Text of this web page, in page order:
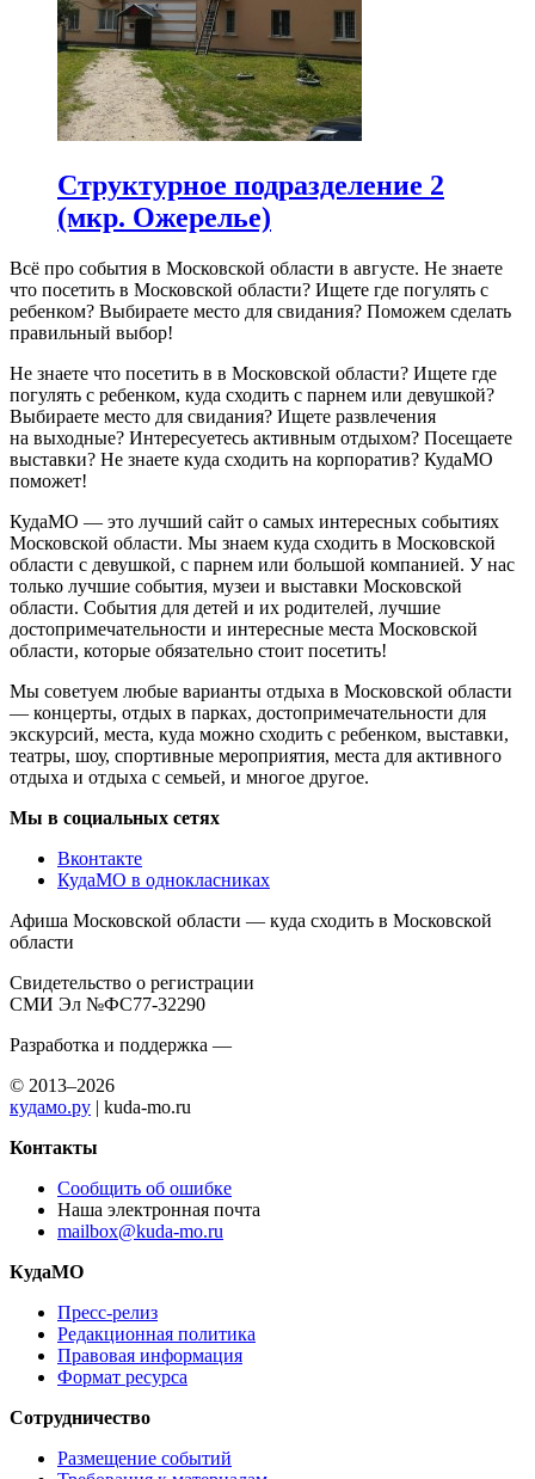
Структурное подразделение 2
(мкр. Ожерелье)
Всё про события в Московской области в августе. Не знаете
что посетить в Московской области? Ищете где погулять с
ребенком? Выбираете место для свидания? Поможем сделать
правильный выбор!
Не знаете что посетить в в Московской области? Ищете где
погулять с ребенком, куда сходить с парнем или девушкой?
Выбираете место для свидания? Ищете развлечения
на выходные? Интересуетесь активным отдыхом? Посещаете
выставки? Не знаете куда сходить на корпоратив? КудаМО
поможет!
КудаМО — это лучший сайт о самых интересных событиях
Московской области. Мы знаем куда сходить в Московской
области с девушкой, с парнем или большой компанией. У нас
только лучшие события, музеи и выставки Московской
области. События для детей и их родителей, лучшие
достопримечательности и интересные места Московской
области, которые обязательно стоит посетить!
Мы советуем любые варианты отдыха в Московской области
— концерты, отдых в парках, достопримечательности для
экскурсий, места, куда можно сходить с ребенком, выставки,
театры, шоу, спортивные мероприятия, места для активного
отдыха и отдыха с семьей, и многое другое.
Мы в социальных сетях
Вконтакте
КудаМО в однокласниках
Афиша Московской области — куда сходить в Московской
области
Свидетельство о регистрации
СМИ Эл №ФС77-32290
Разработка и поддержка —
© 2013–2026
кудамо.ру | kuda-mo.ru
Контакты
Сообщить об ошибке
Наша электронная почта
mailbox@kuda-mo.ru
КудаМО
Пресс-релиз
Редакционная политика
Правовая информация
Формат ресурса
Сотрудничество
Размещение событий